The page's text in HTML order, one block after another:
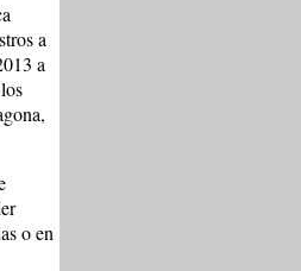
a
a
o en